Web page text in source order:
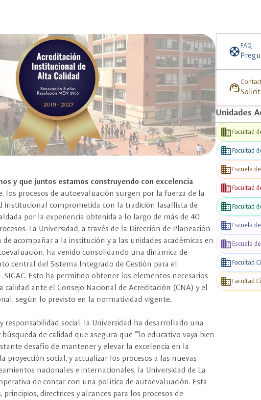
y que juntos estamos construyendo con excelencia
los procesos de autoevaluación surgen por la fuerza de la
institucional comprometida con la tradición lasallista de
por la experiencia obtenida a lo largo de más de 40
La Universidad, a través de la Dirección de Planeación
de acompañar a la institución y a las unidades académicas en
ha venido consolidando una dinámica de
central del Sistema Integrado de Gestión para el
Esto ha permitido obtener los elementos necesarios
ante el Consejo Nacional de Acreditación (CNA) y el
según lo previsto en la normatividad vigente.
responsabilidad social, la Universidad ha desarrollado una
de calidad que asegura que ""lo educativo vaya bien
desafío de mantener y elevar la excelencia en la
proyección social, y actualizar los procesos a las nuevas
nacionales e internacionales, la Universidad de La
de contar con una política de autoevaluación. Esta
directrices y alcances para los procesos de
supportFAQ
support_agent
Unidades
businessFacultad
businessFacultad
businessEscuela
businessFacultad
FEEDS
businessFacultad
businessEscuela
businessEscuela
businessFacultad
businessFacultad